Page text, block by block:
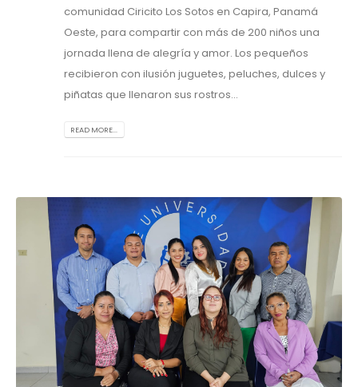
comunidad Ciricito Los Sotos en Capira, Panamá
Oeste, para compartir con más de 200 niños una
jornada llena de alegría y amor. Los pequeños
recibieron con ilusión juguetes, peluches, dulces y
piñatas que llenaron sus rostros...
READ MORE...